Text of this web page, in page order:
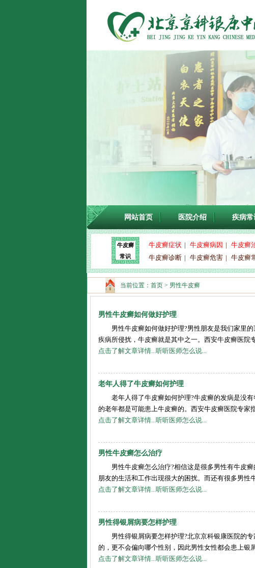
网站首页 医院介绍 疾病常
牛皮癣
常识
牛皮癣症状 | 牛皮癣病因 | 牛皮癣
牛皮癣诊断 | 牛皮癣危害 | 牛皮癣
当前位置： 首页> 男性牛皮癣
男性牛皮癣如何做好护理
男性牛皮癣如何做好护理?男性朋友是我们家里
疾病所侵扰，牛皮癣就是其中之一。西安牛皮癣医院
点击了解文章详情...听听医师怎么说...
老年人得了牛皮癣如何护理
老年人得了牛皮癣如何护理?牛皮癣的发病是没
的老年都是可能患上牛皮癣的。西安牛皮癣医院专家
点击了解文章详情...听听医师怎么说...
男性牛皮癣怎么治疗
男性牛皮癣怎么治疗?相信这是很多男性有牛皮
朋友的生活和工作出现很大的困扰。而还有很多男性
点击了解文章详情...听听医师怎么说...
男性得银屑病要怎样护理
男性得银屑病要怎样护理?北京京科银康医院的
的，更不会偏向哪个性别，因此男性女性都会患上银
点击了解文章详情...听听医师怎么说...